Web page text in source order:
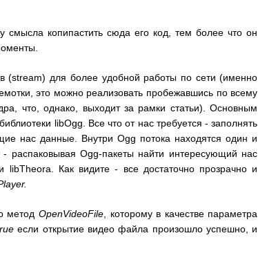
смысла копипастить сюда его код, тем более что он
(stream) для более удобной работы по сети (именно
это можно реализовать пробежавшись по всему
что, однако, выходит за рамки статьи). Основным
libOgg. Все что от нас требуется - заполнять
нас данные. Внутри Ogg потока находятся один и
Ogg-пакеты найти интересующий нас
libTheora. Как видите - все достаточно прозрачно и
метод OpenVideoFile, которому в качестве параметра
если открытие видео файла произошло успешно, и